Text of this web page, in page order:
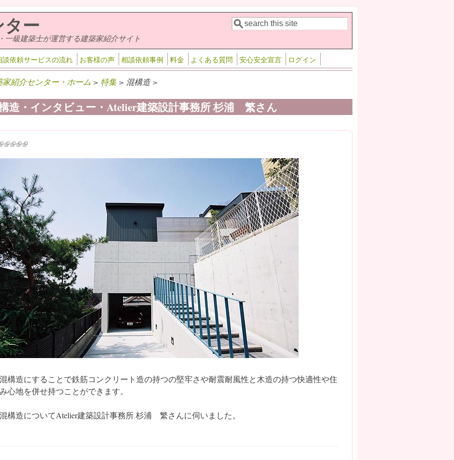
ー
一級建築士が運営する建築家紹介サイト 検索フォーム
検索
談依頼サービスの流れ お客様の声 相談依頼事例 料金 よくある質問 安心安全宣言 ログイン
家紹介センター・ホーム > 特集> 混構造 >
造・インタビュー・Atelier建築設計事務所 杉浦 繁さん
is external)
is external)
(link is external)
(link is external)
(link is external)
(link is external)
混構造にすることで鉄筋コンクリート造の持つの堅牢さや耐震耐風性と木造の持つ快適性や住
み心地を併せ持つことができます。
混構造についてAtelier建築設計事務所 杉浦 繁さんに伺いました。